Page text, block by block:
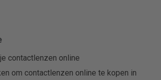
contactlenzen online
om contactlenzen online te kopen in